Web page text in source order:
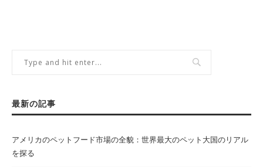
最新の記事
アメリカのペットフード市場の全貌：世界最大のペット大国のリアル
を探る